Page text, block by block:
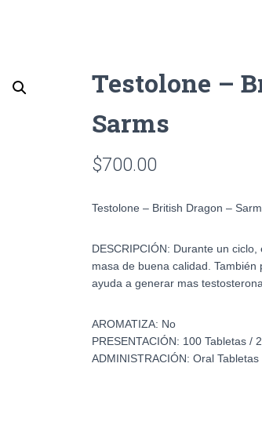
Testolone –
Sarms
$700.00
Testolone – British Dragon –
DESCRIPCIÓN: Durante un ciclo,
masa de buena calidad.
ayuda a generar mas
AROMATIZA: No
PRESENTACIÓN: 100 Tabletas /
ADMINISTRACIÓN: Oral Tabletas